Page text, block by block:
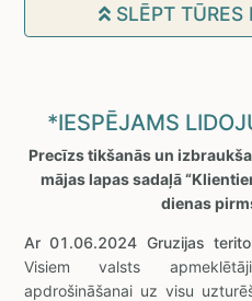
SLĒPT TŪRES
*IESPĒJAMS
Precīzs tikšanās un
mājas lapas sadaļā
dienas
Ar 01.06.2024 Gruzijas
Visiem valsts
apdrošināšanai uz visu